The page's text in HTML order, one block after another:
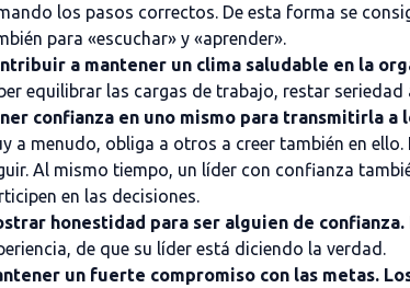
los pasos correctos. De esta forma se
para «escuchar» y «aprender».
a mantener un clima saludable en la
equilibrar las cargas de trabajo, restar
confianza en uno mismo para transmitirla a
a menudo, obliga a otros a creer también en
Al mismo tiempo, un líder con confianza
en las decisiones.
honestidad para ser alguien de confianza.
de que su líder está diciendo la verdad.
un fuerte compromiso con las metas.